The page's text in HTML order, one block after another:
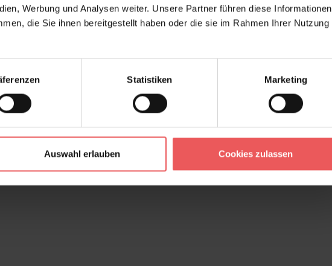
Werbung und Analysen weiter. Unsere Partner führen diese Informationen
die Sie ihnen bereitgestellt haben oder die sie im Rahmen Ihrer Nutzung
Statistiken Marketing
Auswahl erlauben Cookies zulassen